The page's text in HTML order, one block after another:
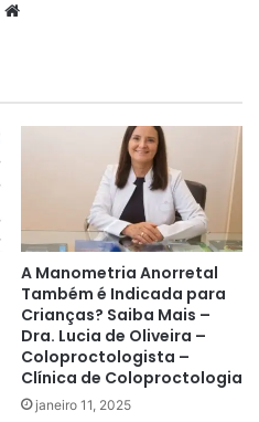
A Manometria Anorretal
Também é Indicada para
Crianças? Saiba Mais –
Dra. Lucia de Oliveira –
Coloproctologista –
Clínica de Coloproctologia
janeiro 11, 2025